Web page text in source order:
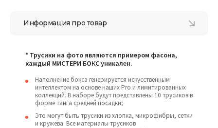
Информация про товар
* Трусики на фото являются примером фасона,
каждый МИСТЕРИ БОКС уникален.
Наполнение бокса генерируется искусственным
интеллектом на основе наших Pro и лимитированных
коллекций. В наборе будут представлены 10 трусиков в
форме танга средней посадки;
Это могут быть трусики из хлопка, микрофибры, сетки
и кружева. Все материалы трусиков